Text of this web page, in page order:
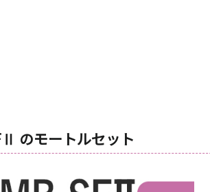
のモートルセット